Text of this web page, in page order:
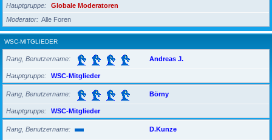
Hauptgruppe
Globale Moderatoren
Moderator
Alle Foren
WSC-MITGLIEDER
Rang, Benutzername Andreas J.
Hauptgruppe WSC-Mitglieder
Rang, Benutzername Börny
Hauptgruppe WSC-Mitglieder
Rang, Benutzername D.Kunze